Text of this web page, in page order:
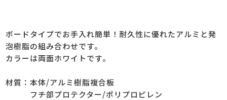
ボードタイプでお手入れ簡単！耐久性に優れたアルミと発
泡樹脂の組み合わせです。
カラーは両面ホワイトです。
材質：本体/アルミ樹脂複合板
フチ部プロテクター/ポリプロピレン